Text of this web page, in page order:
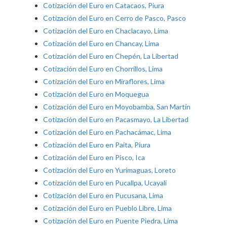
Cotización del Euro en Catacaos, Piura
Cotización del Euro en Cerro de Pasco, Pasco
Cotización del Euro en Chaclacayo, Lima
Cotización del Euro en Chancay, Lima
Cotización del Euro en Chepén, La Libertad
Cotización del Euro en Chorrillos, Lima
Cotización del Euro en Miraflores, Lima
Cotización del Euro en Moquegua
Cotización del Euro en Moyobamba, San Martín
Cotización del Euro en Pacasmayo, La Libertad
Cotización del Euro en Pachacámac, Lima
Cotización del Euro en Paita, Piura
Cotización del Euro en Pisco, Ica
Cotización del Euro en Yurimaguas, Loreto
Cotización del Euro en Pucallpa, Ucayali
Cotización del Euro en Pucusana, Lima
Cotización del Euro en Pueblo Libre, Lima
Cotización del Euro en Puente Piedra, Lima